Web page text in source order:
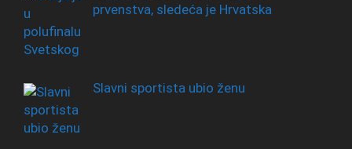
prvenstva, sledeća je Hrvatska
Slavni sportista ubio ženu